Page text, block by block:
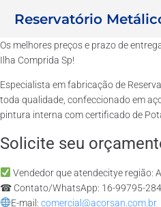
Reservatório
Os melhores preços e prazo de
Ilha Comprida Sp!
Especialista em fabricação de
toda qualidade, confeccionado em
pintura interna com certificado de
Solicite seu
Vendedor que atendecitye região:
☎ Contato/WhatsApp: 16-99795-
E-mail: comercial@acorsan.com.br